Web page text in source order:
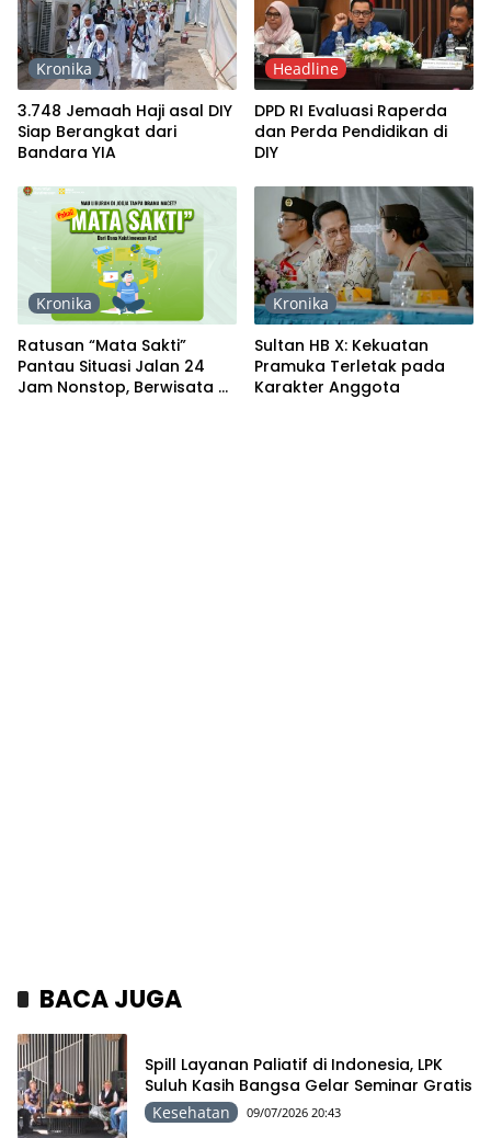
Kronika
3.748 Jemaah Haji asal DIY
Siap Berangkat dari
Bandara YIA
Headline
DPD RI Evaluasi Raperda
dan Perda Pendidikan di
DIY
Kronika
Ratusan “Mata Sakti”
Pantau Situasi Jalan 24
Jam Nonstop, Berwisata di
Kronika
Sultan HB X: Kekuatan
Pramuka Terletak pada
Karakter Anggota
BACA JUGA
Spill Layanan Paliatif di Indonesia, LPK
Suluh Kasih Bangsa Gelar Seminar Gratis
Kesehatan 09/07/2026 20:43